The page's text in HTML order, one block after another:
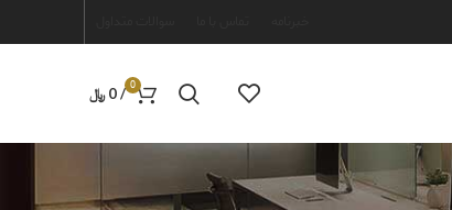
0
/
0 ﷼